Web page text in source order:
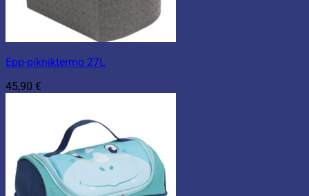
Epp-pikniktermo 27L
45,90 €